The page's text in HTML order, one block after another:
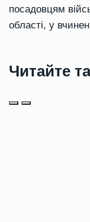
посадовцям
області, у
Читайте